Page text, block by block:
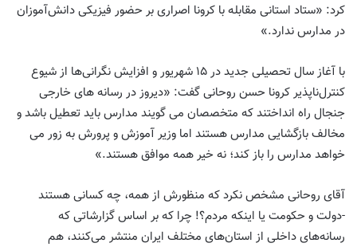
کرد: «ستاد استانی مقابله با کرونا اصراری بر حضور فیزیکی دانش‌آموزان
در مدارس ندارد.»
با آغاز سال تحصیلی جدید در ۱۵ شهریور و افزایش نگرانی‌ها از شیوع
کنترل‌ناپذیر کرونا حسن روحانی گفت: «دیروز در رسانه های خارجی
جنجال راه انداختند که متخصصان می گویند مدارس باید تعطیل باشد و
مخالف بازگشایی مدارس هستند اما وزیر آموزش و پرورش به زور می
خواهد مدارس را باز کند؛ نه خیر همه موافق هستند.»
آقای روحانی مشخص نکرد که منظورش از همه، چه کسانی هستند
-دولت و حکومت یا اینکه مردم؟! چرا که بر اساس گزارشاتی که
رسانه‌های داخلی از استان‌های مختلف ایران منتشر می‌کنند، هم